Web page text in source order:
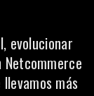
evolucionar
Netcommerce
más